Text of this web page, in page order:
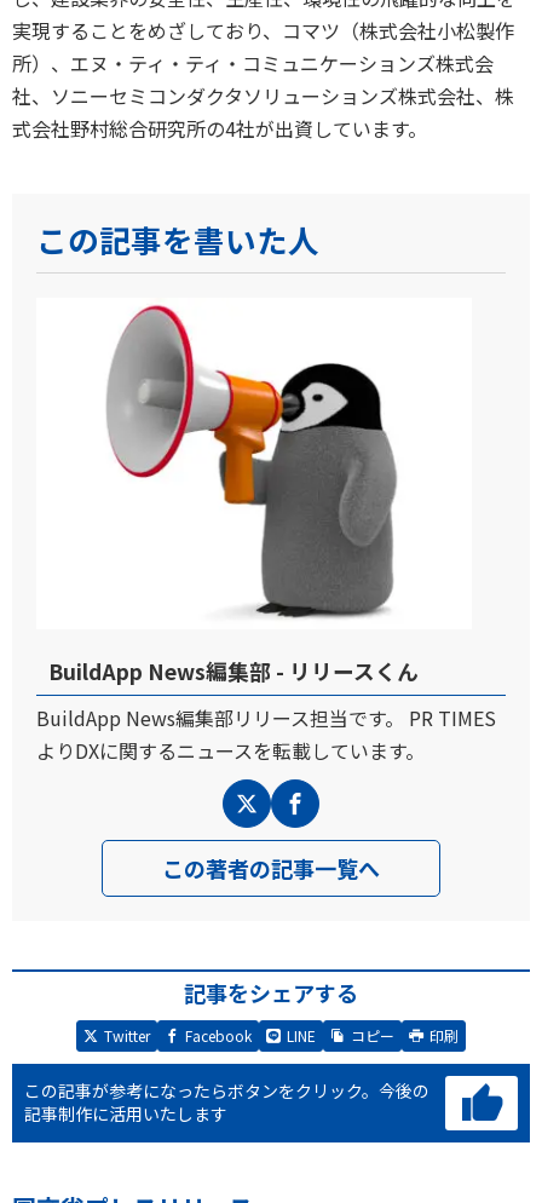
実現することをめざしており、コマツ（株式会社小松製作
所）、エヌ・ティ・ティ・コミュニケーションズ株式会
社、ソニーセミコンダクタソリューションズ株式会社、株
式会社野村総合研究所の4社が出資しています。
この記事を書いた人
BuildApp News編集部 - リリースくん
BuildApp News編集部リリース担当です。 PR TIMES
よりDXに関するニュースを転載しています。
この著者の記事一覧へ
記事をシェアする
Twitter Facebook LINE コピー 印刷
この記事が参考になったらボタンをクリック。 今後の
記事制作に活用いたします